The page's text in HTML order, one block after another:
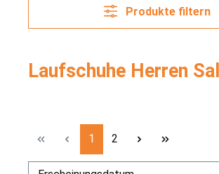
Produkte filtern
Laufschuhe Herren
Seite
1 Seite
2